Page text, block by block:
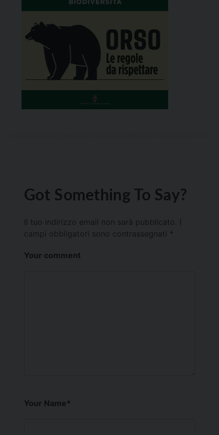
Got Something To Say?
Il tuo indirizzo email non sarà pubblicato.
campi obbligatori sono contrassegnati *
Your comment
Your Name*